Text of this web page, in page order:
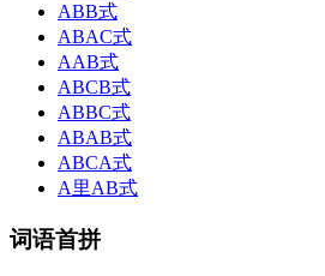
ABB式
ABAC式
AAB式
ABCB式
ABBC式
ABAB式
ABCA式
A里AB式
词语首拼